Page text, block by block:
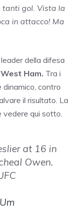
tanti gol. Vista la
in attacco! Ma
della difesa
West Ham. Tra i
dinamico, contro
il risultato. La
qui sotto.
at 16 in
Owen.